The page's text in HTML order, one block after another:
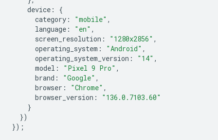
device :
{
category : "mobile" ,
language : "en" ,
screen_resolution : "1280x2856" ,
operating_system : "Android" ,
operating_system_version : "14" ,
model : "Pixel 9 Pro" ,
brand : "Google" ,
browser : "Chrome" ,
browser_version :
"136.0.7103.60"
}
})
});